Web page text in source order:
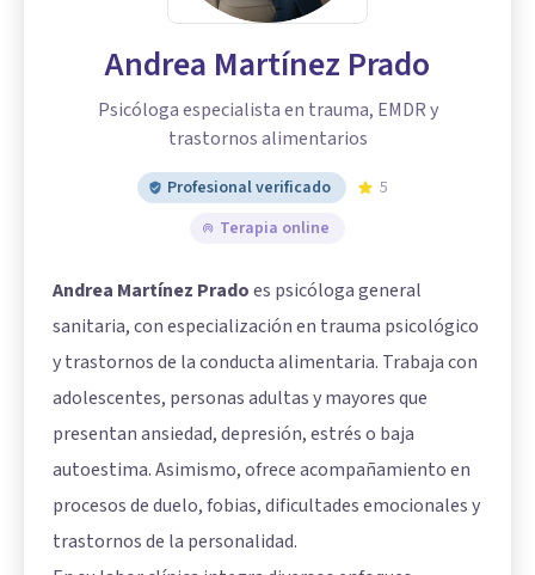
Andrea Martínez Prado
Psicóloga especialista en trauma, EMDR y
trastornos alimentarios
Profesional verificado
5
Terapia online
Andrea Martínez Pradoes psicóloga general
sanitaria, con especialización en trauma psicológico
y trastornos de la conducta alimentaria. Trabaja con
adolescentes, personas adultas y mayores que
presentan ansiedad, depresión, estrés o baja
autoestima. Asimismo, ofrece acompañamiento en
procesos de duelo, fobias, dificultades emocionales y
trastornos de la personalidad.